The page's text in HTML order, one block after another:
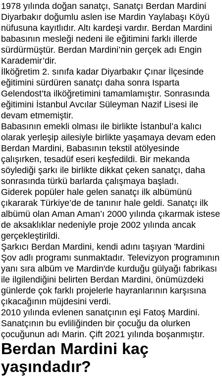
1978 yılında doğan sanatçı, Sanatçı Berdan Mardini
Diyarbakır doğumlu aslen ise Mardin Yaylabaşı Köyü
nüfusuna kayıtlıdır. Altı kardeşi vardır. Berdan Mardini
babasının mesleği nedeni ile eğitimini farklı illerde
sürdürmüştür. Berdan Mardini’nin gerçek adı Engin
Karademir’dir.
İlköğretim 2. sınıfa kadar Diyarbakır Çınar İlçesinde
eğitimini sürdüren sanatçı daha sonra Isparta
Gelendost’ta ilköğretimini tamamlamıştır. Sonrasında
eğitimini İstanbul Avcılar Süleyman Nazif Lisesi ile
devam etmemiştir.
Babasının emekli olması ile birlikte İstanbul’a kalıcı
olarak yerleşip ailesiyle birlikte yaşamaya devam eden
Berdan Mardini, Babasının tekstil atölyesinde
çalışırken, tesadüf eseri keşfedildi. Bir mekanda
söylediği şarkı ile birlikte dikkat çeken sanatçı, daha
sonrasında türkü barlarda çalışmaya başladı.
Giderek popüler hale gelen sanatçı ilk albümünü
çıkararak Türkiye’de de tanınır hale geldi. Sanatçı ilk
albümü olan Aman Aman’ı 2000 yılında çıkarmak istese
de aksaklıklar nedeniyle proje 2002 yılında ancak
gerçekleştirildi.
Şarkıcı Berdan Mardini, kendi adını taşıyan 'Mardini
Şov adlı programı sunmaktadır. Televizyon programının
yanı sıra albüm ve Mardin'de kurduğu gülyağı fabrikası
ile ilgilendiğini belirten Berdan Mardini, önümüzdeki
günlerde çok farklı projelerle hayranlarının karşısına
çıkacağının müjdesini verdi.
2010 yılında evlenen sanatçının eşi Fatoş Mardini.
Sanatçının bu evliliğinden bir çocuğu da olurken
çocuğunun adı Marin. Çift 2021 yılında boşanmıştır.
Berdan Mardini kaç
yaşındadır?